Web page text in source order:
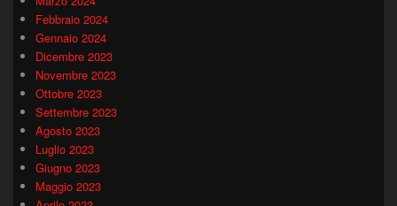
Febbraio 2024
Gennaio 2024
Dicembre 2023
Novembre 2023
Ottobre 2023
Settembre 2023
Agosto 2023
Luglio 2023
Giugno 2023
Maggio 2023